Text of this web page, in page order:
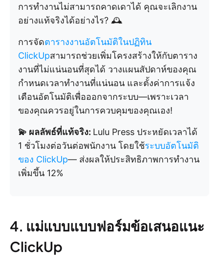
การทำงานไม่สามารถคาดเดาได้ คุณจะเลิกงาน
อย่างแท้จริงได้อย่างไร? 🕰️
การจัดตารางงานอัตโนมัติในปฏิทิน
ClickUpสามารถช่วยเพิ่มโครงสร้างให้กับตาราง
งานที่ไม่แน่นอนที่สุดได้ วางแผนสัปดาห์ของคุณ
กำหนดเวลาทำงานที่แน่นอน และตั้งค่าการแจ้ง
เตือนอัตโนมัติเพื่อออกจากระบบ—เพราะเวลา
ของคุณควรอยู่ในการควบคุมของคุณเอง!
💫 ผลลัพธ์ที่แท้จริง: Lulu Press ประหยัดเวลาได้
1 ชั่วโมงต่อวันต่อพนักงาน โดยใช้ระบบอัตโนมัติ
ของ ClickUp— ส่งผลให้ประสิทธิภาพการทำงาน
เพิ่มขึ้น 12%
4. แม่แบบแบบฟอร์มข้อเสนอแนะ
ClickUp